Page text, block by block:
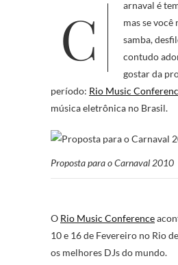
Carnaval é tempo de festa e folia,
mas se
samba,
contudo
gostar da
período: Rio Music
música eletrônica no Brasil.
Proposta para o Carnaval 2010
O Rio Music Conference
10 e 16 de Fevereiro no Rio
os melhores DJs do mundo.